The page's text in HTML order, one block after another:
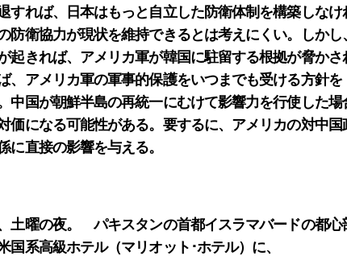
すれば、日本はもっと自立した防衛体制を構築しなけ
防衛協力が現状を維持できるとは考えにくい。しかし
起きれば、アメリカ軍が韓国に駐留する根拠が脅かさ
、アメリカ軍の軍事的保護をいつまでも受ける方針を
中国が朝鮮半島の再統一にむけて影響力を行使した場
価になる可能性がある。要するに、アメリカの対中国
に直接の影響を与える。
土曜の夜。 パキスタンの首都イスラマバードの都心
国系高級ホテル（マリオット･ホテル）に、